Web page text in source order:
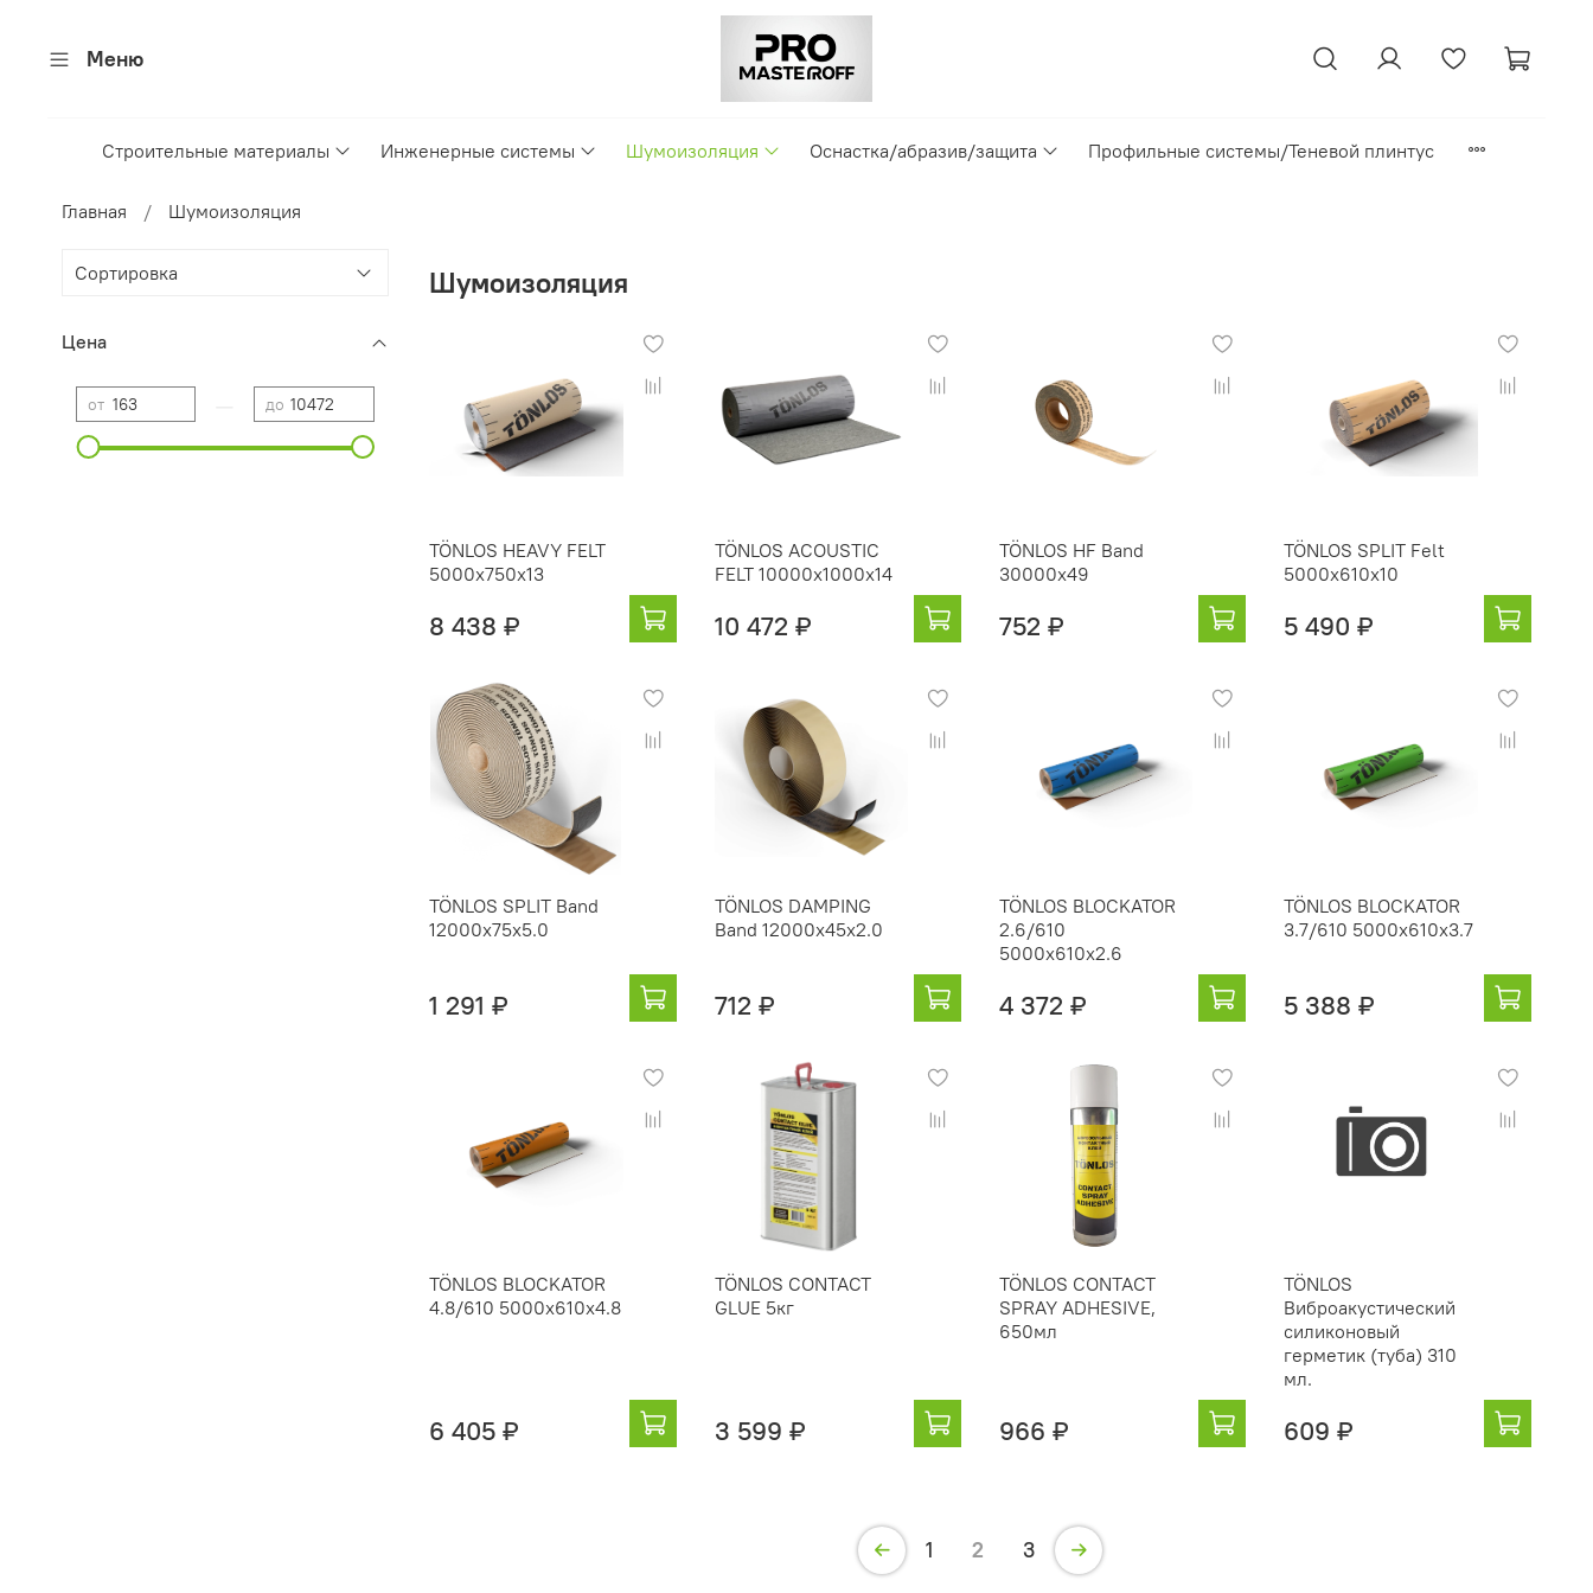
Меню
Строительные материалы Инженерные системы Шумоизоляция Оснастка/абразив/защита Профильные системы/Теневой плинтус
Главная Шумоизоляция
Шумоизоляция
TÖNLOS HEAVY FELT
5000х750х13
8 438 ₽
TÖNLOS ACOUSTIC
FELT 10000х1000х14
10 472 ₽
TÖNLOS HF Band
30000х49
752 ₽
TÖNLOS SPLIT Felt
5000x610x10
5 490 ₽
TÖNLOS SPLIT Band
12000x75x5.0
1 291 ₽
TÖNLOS DAMPING
Band 12000x45x2.0
712 ₽
TÖNLOS BLOCKATOR
2.6/610
5000x610x2.6
4 372 ₽
TÖNLOS BLOCKATOR
3.7/610 5000x610x3.7
5 388 ₽
TÖNLOS BLOCKATOR
4.8/610 5000x610x4.8
6 405 ₽
TÖNLOS CONTACT
GLUE 5кг
3 599 ₽
TÖNLOS CONTACT
SPRAY ADHESIVE,
650мл
966 ₽
TÖNLOS
Виброакустический
силиконовый
герметик (туба) 310
мл.
609 ₽
1 2 3
Цена
от до